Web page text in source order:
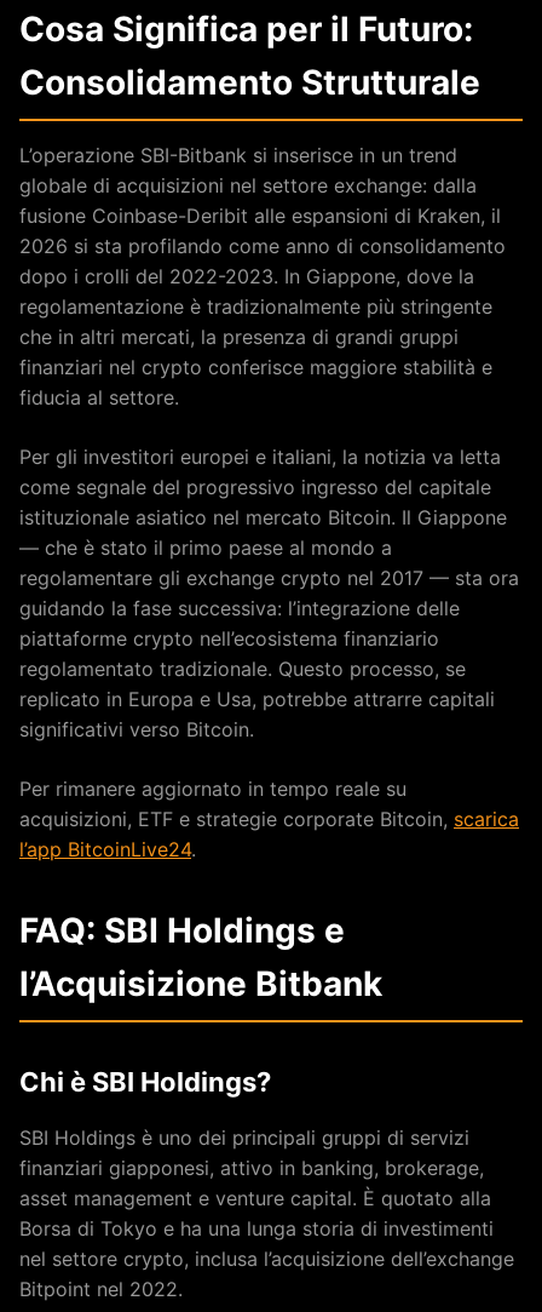
Cosa Significa per il Futuro:
Consolidamento Strutturale
L’operazione SBI-Bitbank si inserisce in un trend
globale di acquisizioni nel settore exchange: dalla
fusione Coinbase-Deribit alle espansioni di Kraken, il
2026 si sta profilando come anno di consolidamento
dopo i crolli del 2022-2023. In Giappone, dove la
regolamentazione è tradizionalmente più stringente
che in altri mercati, la presenza di grandi gruppi
finanziari nel crypto conferisce maggiore stabilità e
fiducia al settore.
Per gli investitori europei e italiani, la notizia va letta
come segnale del progressivo ingresso del capitale
istituzionale asiatico nel mercato Bitcoin. Il Giappone
— che è stato il primo paese al mondo a
regolamentare gli exchange crypto nel 2017 — sta ora
guidando la fase successiva: l’integrazione delle
piattaforme crypto nell’ecosistema finanziario
regolamentato tradizionale. Questo processo, se
replicato in Europa e Usa, potrebbe attrarre capitali
significativi verso Bitcoin.
Per rimanere aggiornato in tempo reale su
acquisizioni, ETF e strategie corporate Bitcoin, scarica
l’app BitcoinLive24.
FAQ: SBI Holdings e
l’Acquisizione Bitbank
Chi è SBI Holdings?
SBI Holdings è uno dei principali gruppi di servizi
finanziari giapponesi, attivo in banking, brokerage,
asset management e venture capital. È quotato alla
Borsa di Tokyo e ha una lunga storia di investimenti
nel settore crypto, inclusa l’acquisizione dell’exchange
Bitpoint nel 2022.